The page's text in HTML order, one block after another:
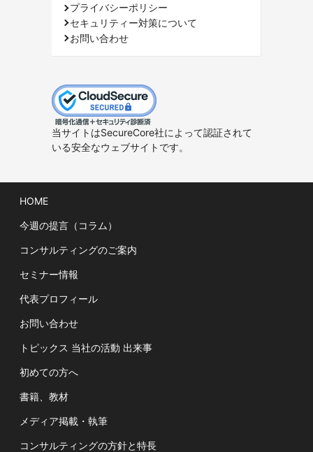
プライバシーポリシー
セキュリティー対策について
お問い合わせ
当サイトはSecureCore社によって認証されて
いる安全なウェブサイトです。
HOME
今週の提言（コラム）
コンサルティングのご案内
セミナー情報
代表プロフィール
お問い合わせ
トピックス 当社の活動 出来事
初めての方へ
書籍、教材
メディア掲載・執筆
コンサルティングの方針と特長